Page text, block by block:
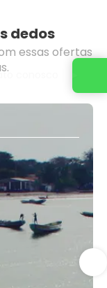
dedos
essas ofertas
conosco